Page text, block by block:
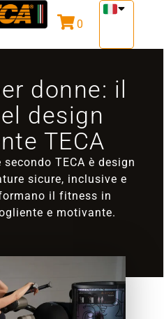
0
donne: il
design
TECA
TECA è design
sicure, inclusive e
il fitness in
e motivante.